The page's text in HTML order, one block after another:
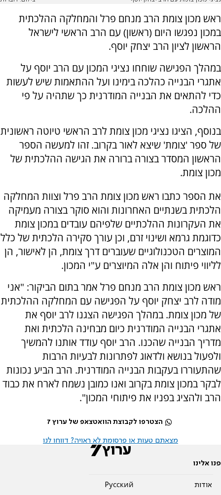
ראש מכון צומת הרב מנחם פרל והמחלקה ההלכתית
במכון נפגשו היום (ראשון) עם הרב הראשי לישראל
הראשון לציון הרב יצחק יוסף.
במהלך הפגישה שוחחו נציגי המכון עם הרב יוסף על
אתגרי הבנייה כהלכה בימינו ועל ההתאמות שיש לעשות
כדי להתאים את הבנייה המודרנית כך שתהיה על פי
ההלכה.
בנוסף, הציגו נציגי מכון צומת לרב הראשי טיוטה ראשונית
של ספר 'צומת' שיצא לאור בקרוב. זהו למעשה הספר
הראשון המסדר בצורה ברורה את הגישה ההלכתית של
מכון צומת.
את הספר כתבו ראש מכון צומת הרב פרל וצוות המחלקה
הלכתית בשנתיים האחרונות והוא סוקר בצורה מעמיקה
את העקרונות ההלכתיים שלפיהם עובדים במכון צומת
כדוגמת גרמא ושינוי זרם, וכן עורך סקירה הלכתית של כלל
המוצרים הטכנולוגיים שעוברים דרך צומת, הן לאישור, הן
לליווי פיתוח והן אלה המיוצרים ע"י המכון.
ראש מכון צומת הרב מנחם פרל אמר בתום הביקור: "אני
מודה לרב יצחק יוסף על הפגישה עם המחלקה ההלכתית
של מכון צומת. במהלך הפגישה הצגנו לרב יוסף את
אתגרי הבנייה המודרנית כיום מבחינה הלכתית ואת
מדריך הבנייה שהכנו. הרב יוסף עודד אותנו להמשיך
ולפעול בנושא ולדאוג לפתרונות לבעיות הרבות
שהתעוררו בעקבות הבנייה המודרנית. הרב הביע נכונות
לבקר במכון צומת בקרוב ואנו כמובן נשמח לארח את כבוד
הרב ולהציג בפניו את פיתוחי המכון".
הצטרפו לקבוצת הוואטצאפ של ערוץ 7
מצאתם טעות או פרסומת לא ראויה? דווחו לנו
פנו אלינו
אודות
Pусский